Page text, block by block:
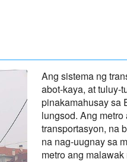
Ang sistema ng
abot-kaya, at tuluy-
pinakamahusay sa
lungsod. Ang
transportasyon, na
na nag-uugnay sa
metro ang